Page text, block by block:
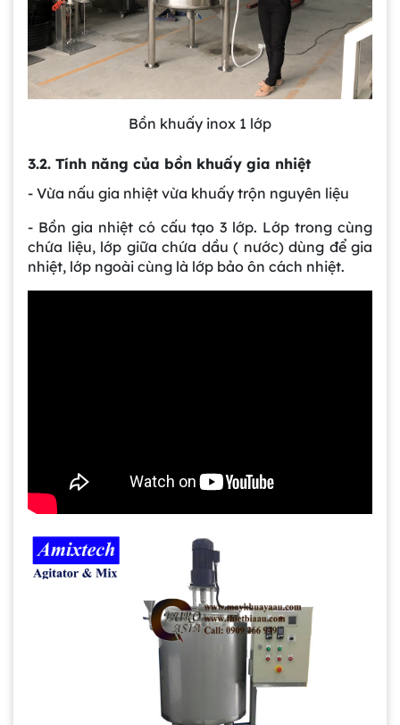
Bồn khuấy inox 1 lớp
3.2. Tính năng của bồn khuấy gia nhiệt
- Vừa nấu gia nhiệt vừa khuấy trộn nguyên liệu
- Bồn gia nhiệt có cấu tạo 3 lớp. Lớp trong cùng
chứa liệu, lớp giữa chứa dầu ( nước) dùng để gia
nhiệt, lớp ngoài cùng là lớp bảo ôn cách nhiệt.